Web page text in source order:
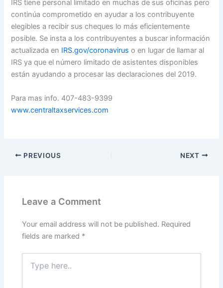
IRS tiene personal limitado en muchas de sus oficinas pero
continúa comprometido en ayudar a los contribuyente
elegibles a recibir sus cheques lo más eficientemente
posible. Se insta a los contribuyentes a buscar información
actualizada en IRS.gov/coronavirus o en lugar de llamar al
IRS ya que el número limitado de asistentes disponibles
están ayudando a procesar las declaraciones del 2019.
Para mas info. 407-483-9399
www.centraltaxservices.com
PREVIOUS NEXT
Leave a Comment
Your email address will not be published. Required
fields are marked *
here..